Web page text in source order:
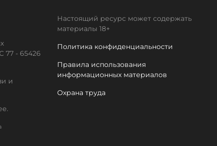
77 - 65426
и
Настоящий ресурс может содержать
материалы 18+
Политика конфиденциальности
Правила использования
информационных материалов
Охрана труда